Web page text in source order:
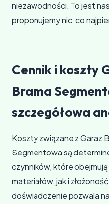
niezawodności. To jest
proponujemy nic, co
Cennik i koszty
Brama
szczegółowa
Koszty związane z Garaz
Segmentowa są
czynników, które
materiałów, jak i
doświadczenie pozwala